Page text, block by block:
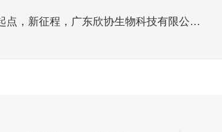
欣事 | 新起点，新征程，广东欣协生物科技有限公司盛大开业